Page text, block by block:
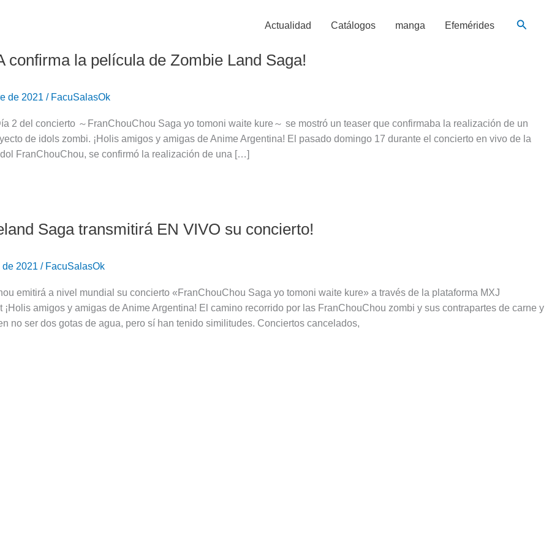
Actualidad Catálogos manga Efemérides
confirma la película de Zombie Land Saga!
de 2021 / FacuSalasOk
2 del concierto ～FranChouChou Saga yo tomoni waite kure～ se mostró un teaser que confirmaba la realización de un
de idols zombi. ¡Holis amigos y amigas de Anime Argentina! El pasado domingo 17 durante el concierto en vivo de la
FranChouChou, se confirmó la realización de una […]
Saga transmitirá EN VIVO su concierto!
de 2021 / FacuSalasOk
emitirá a nivel mundial su concierto «FranChouChou Saga yo tomoni waite kure» a través de la plataforma MXJ
¡Holis amigos y amigas de Anime Argentina! El camino recorrido por las FranChouChou zombi y sus contrapartes de carne y
no ser dos gotas de agua, pero sí han tenido similitudes. Conciertos cancelados,